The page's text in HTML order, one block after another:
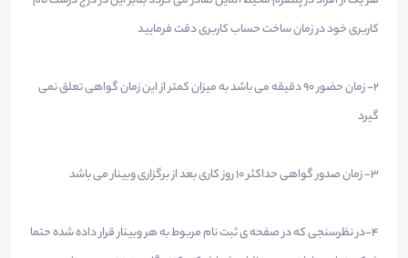
کاربری خود در زمان ساخت حساب کاربری دقت فرمایید
2- زمان حضور 90 دقیقه می باشد به میزان کمتر از این زمان گواهی تعلق نمی
گیرد
3- زمان صدور گواهی حداکثر 10 روز کاری بعد از برگزاری وبینار می باشد
4-در نظرسنجی که در صفحه ی ثبت نام مربوط به هر وبینار قرار داده شده حتما